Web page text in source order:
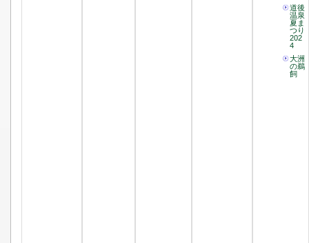
道後
温泉
夏ま
つり
202
4
大洲
の鵜
飼